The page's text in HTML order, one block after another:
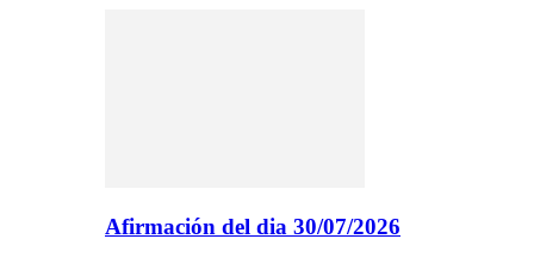
Afirmación del dia 30/07/2026